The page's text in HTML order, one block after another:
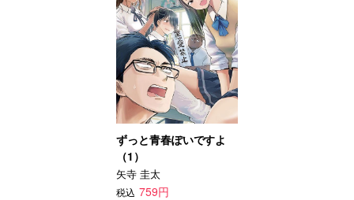
ずっと青春ぽいですよ
（1）
矢寺 圭太
税込 759円